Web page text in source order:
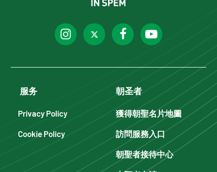
服务
Privacy Policy
Cookie Policy
朝圣者
獲得朝聖名片地圖
訪問服務入口
朝聖者接待中心